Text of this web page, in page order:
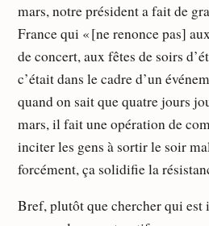
mars, notre président a fait de
France qui « [ne renonce pas]
de concert, aux fêtes de soirs
c’était dans le cadre d’un
quand on sait que quatre jours
mars, il fait une opération de
inciter les gens à sortir le soir
forcément, ça solidifie la
Bref, plutôt que chercher qui